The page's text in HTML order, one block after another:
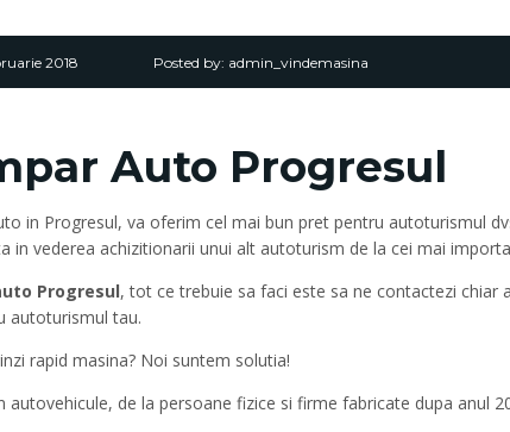
2018 Posted by: admin_vindemasina
Auto Progresul
in Progresul, va oferim cel mai bun pret pentru autoturismul
in vederea achizitionarii unui alt autoturism de la cei mai
Progresul, tot ce trebuie sa faci este sa ne contactezi
autoturismul tau.
rapid masina? Noi suntem solutia!
autovehicule, de la persoane fizice si firme fabricate dupa anul